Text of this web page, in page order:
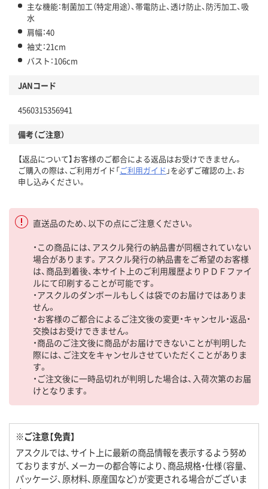
主な機能：制菌加工（特定用途）、帯電防止、透け防止、防汚加工、吸
水
肩幅：40
袖丈：21cm
バスト：106cm
JANコード
4560315356941
備考（ご注意）
【返品について】お客様のご都合による返品はお受けできません。
ご購入の際は、ご利用ガイド「ご利用ガイド 」を必ずご確認の上、お
申し込みください。
直送品のため、以下の点にご注意ください。
・この商品には、アスクル発行の納品書が同梱されていない
場合があります。アスクル発行の納品書をご希望のお客様
は、商品到着後、本サイト上のご利用履歴よりＰＤＦファイ
ルにて印刷することが可能です。
・アスクルのダンボールもしくは袋でのお届けではありま
せん。
・お客様のご都合によるご注文後の変更・キャンセル・返品・
交換はお受けできません。
・商品のご注文後に商品がお届けできないことが判明した
際には、ご注文をキャンセルさせていただくことがありま
す。
・ご注文後に一時品切れが判明した場合は、入荷次第のお届
けとなります。
※ご注意【免責】
アスクルでは、サイト上に最新の商品情報を表示するよう努め
ておりますが、メーカーの都合等により、商品規格・仕様（容量、
パッケージ、原材料、原産国など）が変更される場合がございま